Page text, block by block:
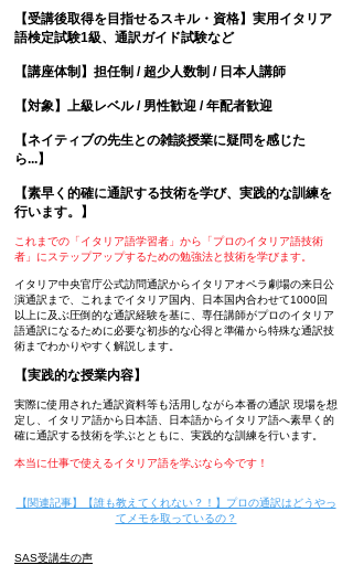
【受講後取得を目指せるスキル・資格】実用イタリア
語検定試験1級、通訳ガイド試験など
【講座体制】担任制 / 超少人数制 / 日本人講師
【対象】上級レベル / 男性歓迎 / 年配者歓迎
【ネイティブの先生との雑談授業に疑問を感じた
ら...】​​
【素早く的確に通訳する技術を学び、実践的な訓練を
行います。】
これまでの「イタリア語学習者」から「プロのイタリア語技術
者」にステップアップするための勉強法と技術を学びます。​
イタリア中央官庁公式訪問通訳からイタリアオペラ劇場の来日公
演通訳まで、これまでイタリア国内、日本国内合わせて1000回
以上に及ぶ圧倒的な通訳経験を基に、専任講師がプロのイタリア
語通訳になるために必要な初歩的な心得と準備から特殊な通訳技
術までわかりやすく解説します。​
【実践的な授業内容】
実際に使用された通訳資料等も活用しながら本番の通訳 現場を想
定し、イタリア語から日本語、日本語からイタリア語へ素早く的
確に通訳する技術を学ぶとともに、実践的な訓練を行います。
本当に仕事で使えるイタリア語を学ぶなら今です！
【関連記事】【誰も教えてくれない？！】プロの通訳はどうやっ
てメモを取っているの？
SAS受講生の声